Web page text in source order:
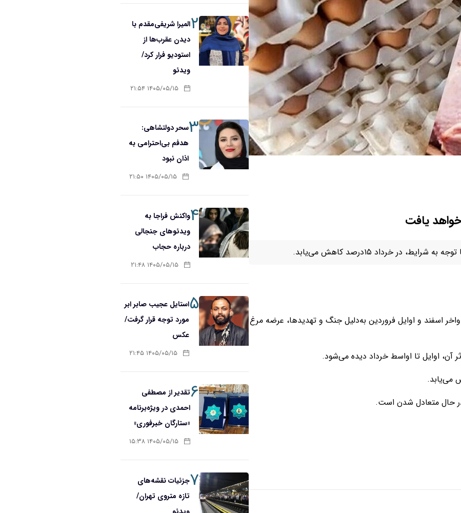
در خرداد ۱۵درصد کاهش می‌یابد.
اسفند و اوایل فروردین به‌دلیل جنگ و تهدیدها، عرضه مرغ
آن، اوایل تا اواسط خرداد دیده می‌شود.
در حال متعادل شدن است.
۲المیرا شریفی‌مقدم با
دیدن عقرب‌ها از
استودیو فرار کرد/
ویدئو
۱۴۰۵/۰۵/۱۵ ۲۱:۵۴
۳سحر دولتشاهی:
هدفم بی‌احترامی به
اذان نبود
۱۴۰۵/۰۵/۱۵ ۲۱:۵۰
۴واکنش فراجا به
ویدئوهای جنجالی
درباره حجاب
۱۴۰۵/۰۵/۱۵ ۲۱:۴۸
۵استایل عجیب صابر ابر
مورد توجه قرار گرفت/
عکس
۱۴۰۵/۰۵/۱۵ ۲۱:۴۵
۶تقدیر از مصطفی
احمدی در ویژه‌برنامه
«ستارگان خبرفوری»
۱۴۰۵/۰۵/۱۵ ۱۵:۳۸
۷جزئیات نقشه‌های
تازه متروی تهران/